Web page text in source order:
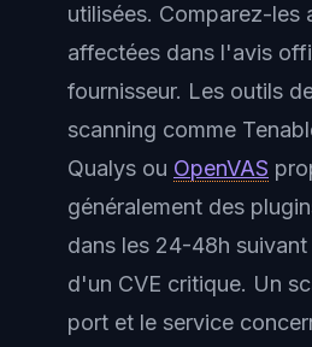
utilisées. Comparez-les
affectées dans l'avis
fournisseur. Les outils
scanning comme
Qualys ou OpenVAS
généralement des
dans les 24-48h
d'un CVE critique. Un
port et le service